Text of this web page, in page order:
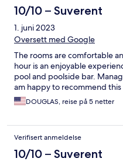
10/10 – Suverent
1. juni 2023
Oversett med Google
The rooms are comfortable
hour is an enjoyable
pool and poolside bar.
am happy to recommend
DOUGLAS, reise på 5 netter
Verifisert anmeldelse
10/10 – Suverent